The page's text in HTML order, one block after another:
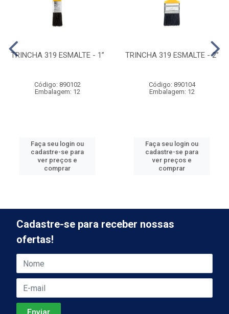
TRINCHA 319 ESMALTE - 1”
Código: 890102
Embalagem: 12
Faça seu login ou
cadastre-se para
ver preços e
comprar
TRINCHA 319 ESMALTE - 2”
Código: 890104
Embalagem: 12
Faça seu login ou
cadastre-se para
ver preços e
comprar
Cadastre-se para receber nossas
ofertas!